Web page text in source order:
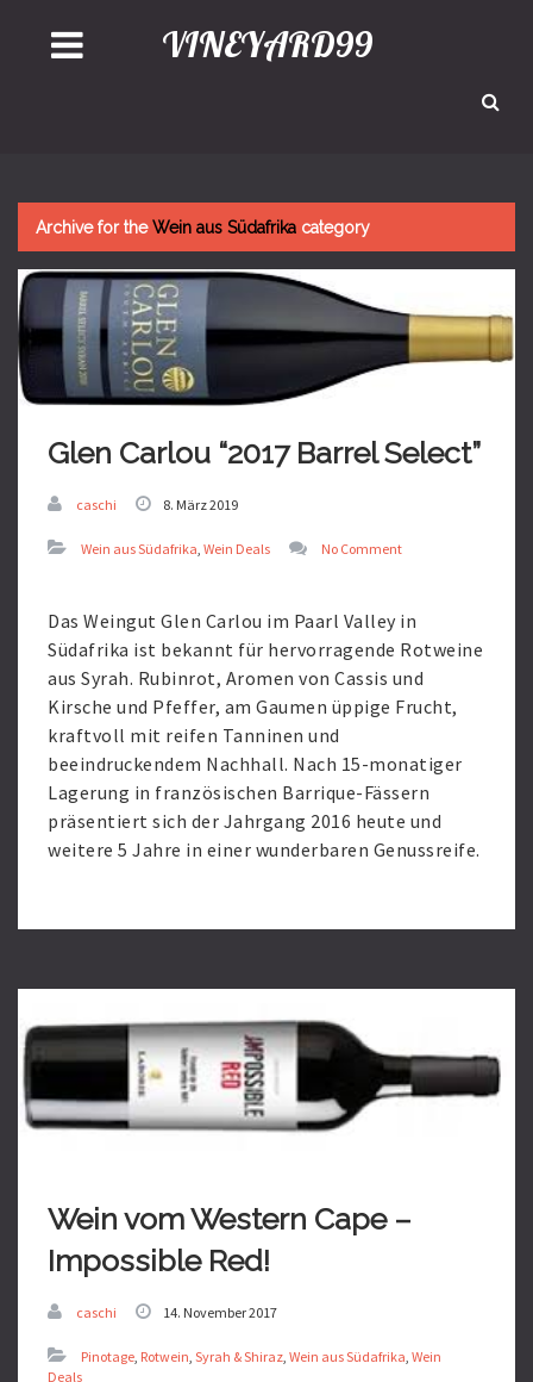
VINEYARD99
Archive for theWein aus Südafrika category
Glen Carlou “2017 Barrel Select”
caschi 8. März 2019
Wein aus Südafrika, Wein Deals No Comment
Das Weingut Glen Carlou im Paarl Valley in
Südafrika ist bekannt für hervorragende Rotweine
aus Syrah. Rubinrot, Aromen von Cassis und
Kirsche und Pfeffer, am Gaumen üppige Frucht,
kraftvoll mit reifen Tanninen und
beeindruckendem Nachhall. Nach 15-monatiger
Lagerung in französischen Barrique-Fässern
präsentiert sich der Jahrgang 2016 heute und
weitere 5 Jahre in einer wunderbaren Genussreife.
Wein vom Western Cape –
Impossible Red!
caschi 14. November 2017
Pinotage Rotwein Syrah & Shiraz Wein aus Südafrika Wein
Deals